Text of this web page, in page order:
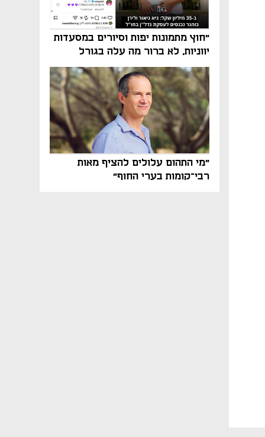
"חוץ מתמונות יפות וסיורים במסעדות
יווניות, לא ברור מה עלה בגורל
פרויקט הנדל"ן"
"מי התהום עלולים להציף מאות
רבי־קומות בערי החוף"